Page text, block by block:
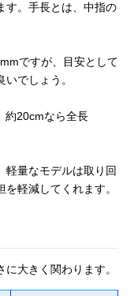
す。手長とは、中指の
ですが、目安として
でしょう。
約20cmなら全長
軽量なモデルは取り回
軽減してくれます。
大きく関わります。